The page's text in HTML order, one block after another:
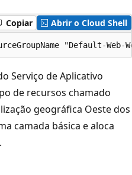
Copiar Abrir o Cloud Shell
Serviço de Aplicativo
de recursos chamado
geográfica Oeste dos
camada básica e aloca